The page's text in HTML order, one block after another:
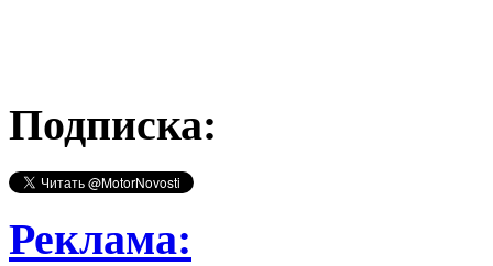
Подписка:
Реклама: